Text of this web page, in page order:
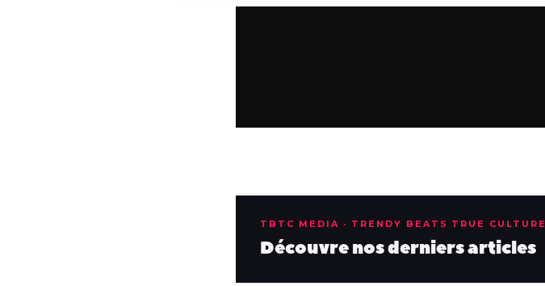
TBTC MEDIA · TRENDY BEATS TRUE CULTURE
Découvre nos derniers articles